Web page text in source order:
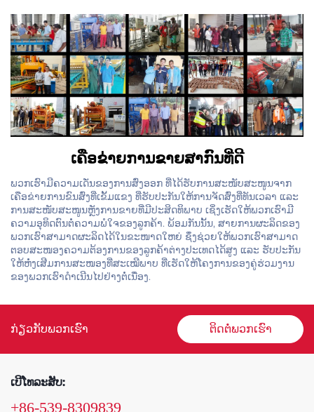
ເຄືອຂ່າຍການຂາຍສາກົນທີ່ດີ
ພວກເຮົາມີຄວາມເດັ່ນຂອງການສົ່ງອອກ ທີ່ໄດ້ຮັບການສະໜັບສະໜູນຈາກ
ເຄືອຂ່າຍການຂົນສົ່ງທີ່ເຂັ້ມແຂງ ທີ່ຮັບປະກັນໃຫ້ການຈັດສົ່ງທີ່ທັນເວລາ ແລະ
ການສະໜັບສະໜູນຫຼັງການຂາຍທີ່ມີປະສິດທິພາບ ເຊິ່ງເຮັດໃຫ້ພວກເຮົາມີ
ຄວາມອຸທິດຕົນຕໍ່ຄວາມພໍໃຈຂອງລູກຄ້າ. ພ້ອມກັນນັ້ນ, ສາຍການຜະລິດຂອງ
ພວກເຮົາສາມາດຜະລິດໄດ້ໃນຂະໜາດໃຫຍ່ ຊຶ່ງຊ່ວຍໃຫ້ພວກເຮົາສາມາດ
ຕອບສະໜອງຄວາມຕ້ອງການຂອງລູກຄ້າຕ່າງປະເທດໄດ້ສູງ ແລະ ຮັບປະກັນ
ໃຫ້ຫໍ່ງເສີມການສະໜອງທີ່ສະເໝີພາບ ທີ່ເຮັດໃຫ້ໂຄງການຂອງຄູ່ຮ່ວມງານ
ຂອງພວກເຮົາດຳເນີນໄປຢ່າງຕໍ່ເນື່ອງ.
ກ່ຽວກັບພວກເຮົາ ຕິດຕໍ່ພວກເຮົາ
ເບີໂທລະສັບ:
+86-539-8309839